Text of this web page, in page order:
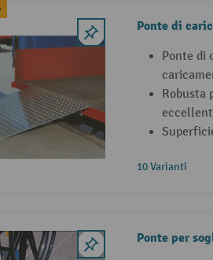
Ponte di
Ponte di
Robusta
10 Varianti
Ponte per